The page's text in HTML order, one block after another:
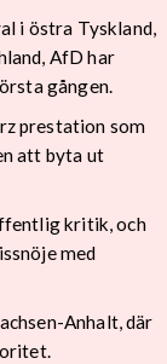
i östra Tyskland,
AfD har
gången.
prestation som
att byta ut
kritik, och
med
Anhalt, där